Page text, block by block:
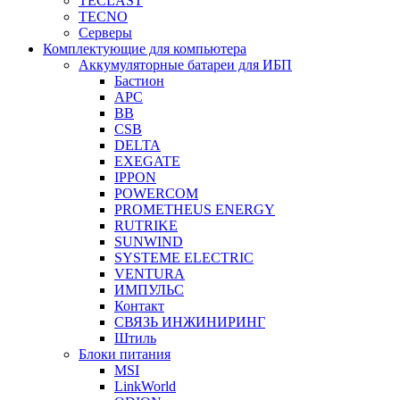
TECNO
Серверы
Комплектующие для компьютера
Аккумуляторные батареи для ИБП
Бастион
APC
BB
CSB
DELTA
EXEGATE
IPPON
POWERCOM
PROMETHEUS ENERGY
RUTRIKE
SUNWIND
SYSTEME ELECTRIC
VENTURA
ИМПУЛЬС
Контакт
СВЯЗЬ ИНЖИНИРИНГ
Штиль
Блоки питания
MSI
LinkWorld